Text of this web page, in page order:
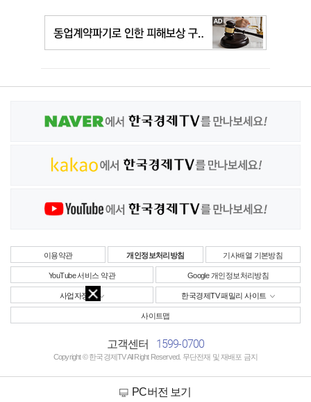
이용약관 개인정보처리방침 기사배열 기본방침
YouTube 서비스 약관 Google 개인정보처리방침
사업자정보 한국경제TV 패밀리 사이트
사이트맵
고객센터 1599-0700
Copyright © 한국경제TV All Right Reserved. 무단전재 및 재배포 금지
PC버전 보기